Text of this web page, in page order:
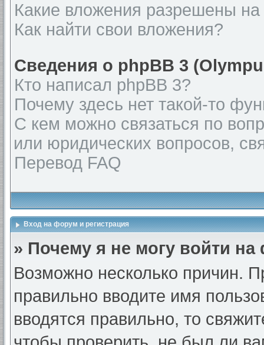
Какие вложения разрешены
Как найти свои вложения?
Сведения о phpBB 3
Кто написал phpBB 3?
Почему здесь нет такой-то
С кем можно связаться по
или юридических вопросов,
Перевод FAQ
Вход на форум и регистрация
» Почему я не могу войти
Возможно несколько причин.
правильно вводите имя
вводятся правильно, то